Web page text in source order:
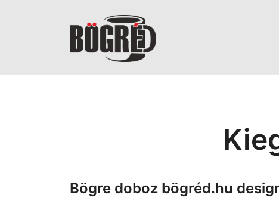
Bögréd
Bögre doboz bögréd.hu